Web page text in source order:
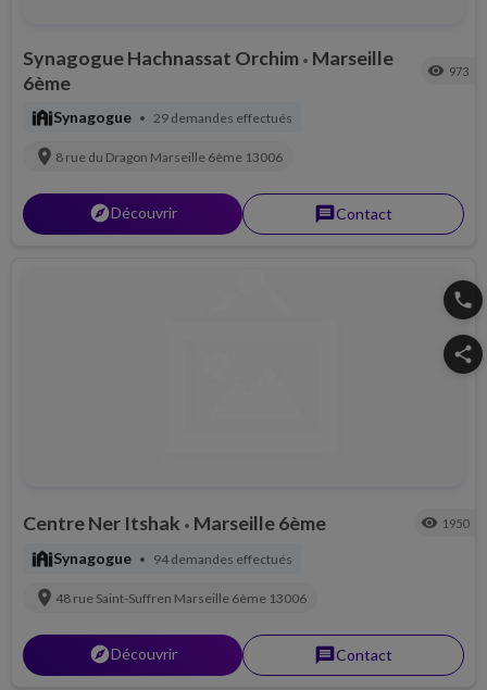
Synagogue Hachnassat Orchim • Marseille
6ème
visibility 973
synagogueSynagogue • 29 demandes effectués
location_on 8 rue du Dragon Marseille 6ème 13006
explorerDécouvrir messageContact
phone
share
Centre Ner Itshak • Marseille 6ème visibility 1950
synagogueSynagogue • 94 demandes effectués
location_on 48 rue Saint-Suffren Marseille 6ème 13006
explorerDécouvrir messageContact